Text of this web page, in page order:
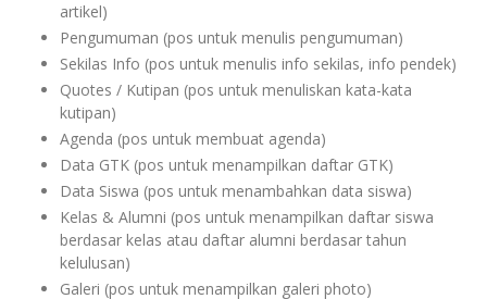
artikel)
Pengumuman (pos untuk menulis pengumuman)
Sekilas Info (pos untuk menulis info sekilas, info pendek)
Quotes / Kutipan (pos untuk menuliskan kata-kata
kutipan)
Agenda (pos untuk membuat agenda)
Data GTK (pos untuk menampilkan daftar GTK)
Data Siswa (pos untuk menambahkan data siswa)
Kelas & Alumni (pos untuk menampilkan daftar siswa
berdasar kelas atau daftar alumni berdasar tahun
kelulusan)
Galeri (pos untuk menampilkan galeri photo)